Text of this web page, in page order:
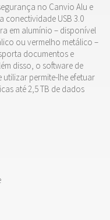
no Canvio Alu e
conectividade USB 3.0
em alumínio – disponível
ou vermelho metálico –
documentos e
disso, o software de
utilizar permite-lhe efetuar
até 2,5 TB de dados